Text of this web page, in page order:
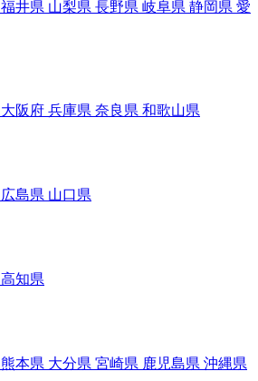
福井県 山梨県 長野県 岐阜県 静岡県 愛
大阪府 兵庫県 奈良県 和歌山県
広島県 山口県
高知県
熊本県 大分県 宮崎県 鹿児島県 沖縄県